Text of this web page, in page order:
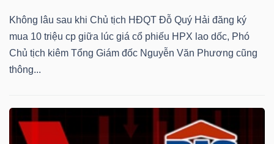
Không lâu sau khi Chủ tịch HĐQT Đỗ Quý Hải đăng ký
mua 10 triệu cp giữa lúc giá cổ phiếu HPX lao dốc, Phó
Chủ tịch kiêm Tổng Giám đốc Nguyễn Văn Phương cũng
thông...